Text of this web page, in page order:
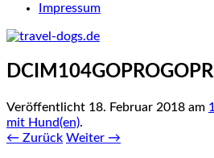
Impressum
Veröffentlicht 18. Februar 2018 am
mit Hund(en).
← Zurück Weiter →